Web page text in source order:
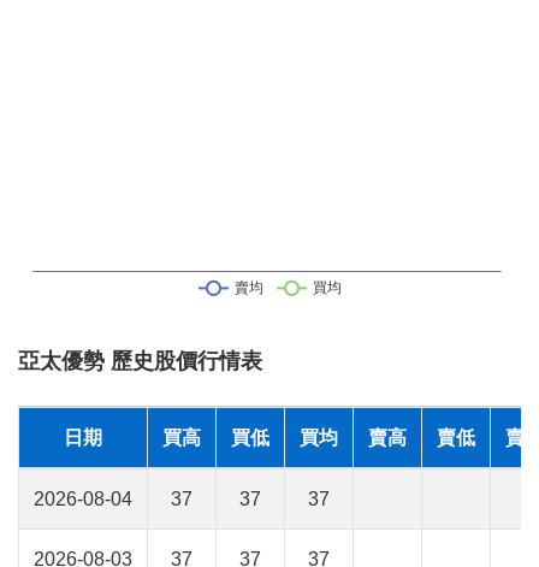
亞太優勢 歷史股價行情表
日期 買高 買低 買均 賣高 賣低 賣
2026-08-04 37 37 37
2026-08-03 37 37 37